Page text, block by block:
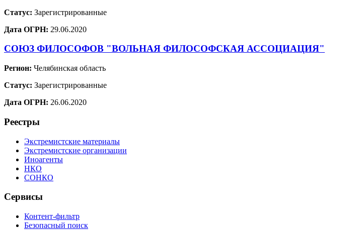
Статус: Зарегистрированные
Дата ОГРН: 29.06.2020
СОЮЗ ФИЛОСОФОВ "ВОЛЬНАЯ ФИЛОСОФСКАЯ АССОЦИАЦИЯ"
Регион: Челябинская область
Статус: Зарегистрированные
Дата ОГРН: 26.06.2020
Реестры
Экстремистские материалы
Экстремистские организации
Иноагенты
НКО
СОНКО
Сервисы
Контент-фильтр
Безопасный поиск